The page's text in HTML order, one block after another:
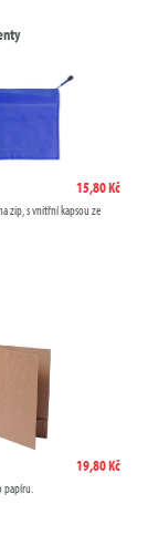
15,80 Kč
zip, s vnitřní kapsou ze
19,80 Kč
papíru.